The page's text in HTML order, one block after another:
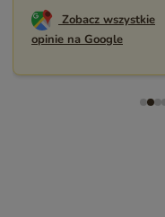
Zobacz wszystkie
opinie na Google